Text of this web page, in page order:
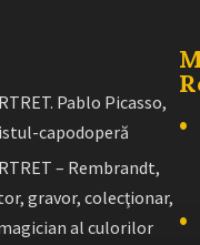
Pablo Picasso,
capodoperă
– Rembrandt,
gravor, colecţionar,
al culorilor